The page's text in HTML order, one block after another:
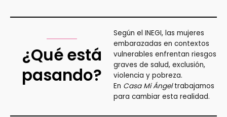
¿Qué está
pasando?
Según el INEGI, las mujeres
embarazadas en contextos
vulnerables enfrentan riesgos
graves de salud, exclusión,
violencia y pobreza.
En Casa Mi Ángeltrabajamos
para cambiar esta realidad.